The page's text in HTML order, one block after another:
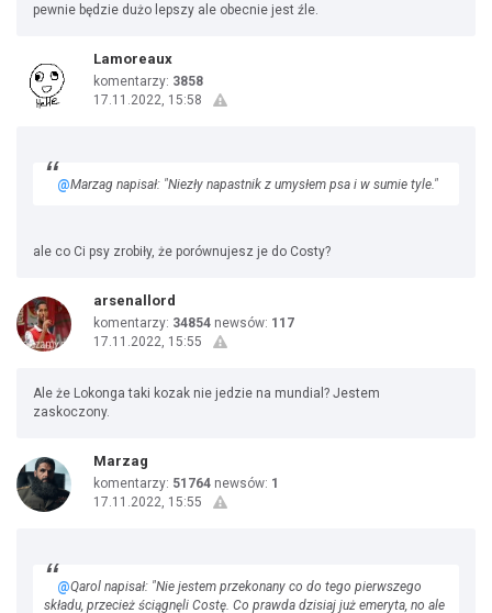
pewnie będzie dużo lepszy ale obecnie jest źle.
Lamoreaux
komentarzy: 3858
17.11.2022, 15:58
@Marzag napisał: "Niezły napastnik z umysłem psa i w sumie tyle."
ale co Ci psy zrobiły, że porównujesz je do Costy?
arsenallord
komentarzy: 34854 newsów: 117
17.11.2022, 15:55
Ale że Lokonga taki kozak nie jedzie na mundial? Jestem
zaskoczony.
Marzag
komentarzy: 51764 newsów: 1
17.11.2022, 15:55
@Qarol napisał: "Nie jestem przekonany co do tego pierwszego
składu, przecież ściągnęli Costę. Co prawda dzisiaj już emeryta, no ale